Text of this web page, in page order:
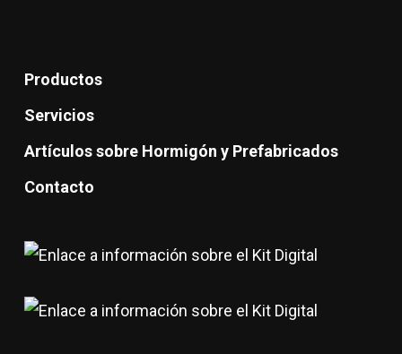
Productos
Servicios
Artículos sobre Hormigón y Prefabricados
Contacto